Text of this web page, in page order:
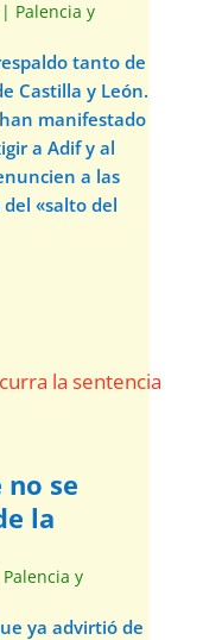
Palencia y
tanto de
Castilla y León.
manifestado
a Adif y al
a las
«salto del
no se
la
Palencia y
ya advirtió de